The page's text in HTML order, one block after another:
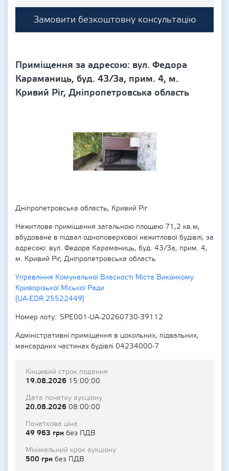
Замовити безкоштовну консультацію
Приміщення за адресою: вул. Федора
Караманиць, буд. 43/3а, прим. 4, м.
Кривий Ріг, Дніпропетровська область
Дніпропетровська область, Кривий Ріг
Нежитлове приміщення загальною площею 71,2 кв.м,
вбудоване в підвал одноповерхової нежитлової будівлі, за
адресою: вул. Федора Караманиць, буд. 43/3а, прим. 4,
м. Кривий Ріг, Дніпропетровська область
Управління Комунальної Власності Міста Виконкому
Криворізької Міської Ради
(UA-EDR 25522449)
Номер лоту
SPE001-UA-20260730-39112
Адміністративні приміщення в цокольних, підвальних,
мансардних частинах будівлі 04234000-7
Кінцевий строк подання
19.08.2026 15:00:00
Дата початку аукціону
20.08.2026 08:00:00
Початкова ціна
49 963 грн без ПДВ
Мінімальний крок аукціону
500 грн без ПДВ